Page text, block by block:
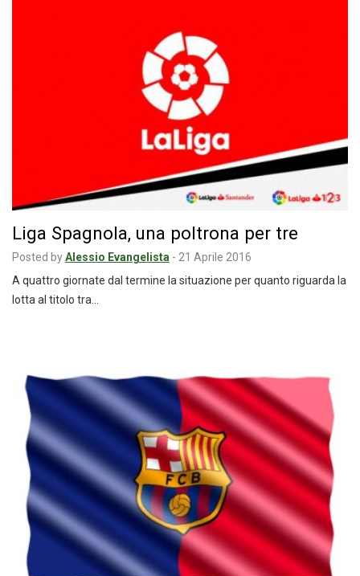
Liga Spagnola, una poltrona per tre
Posted byAlessio Evangelista - 21 Aprile 2016
A quattro giornate dal termine la situazione per quanto riguarda la
lotta al titolo tra…